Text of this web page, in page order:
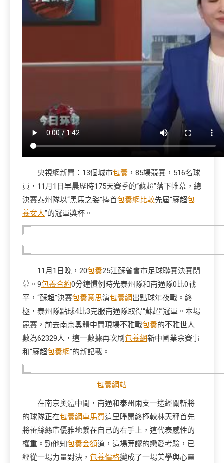
央視網新聞：13個城市包養 ，85場競賽，516名球
員，11月1日早晨歷時175天賽季的“蘇超”落下帷幕，總
決賽泰州隊以“黑馬之姿”捧首包養網比較先屆“蘇超包
養女人”的冠軍獎杯。
11月1日晚，20包養25江蘇省會市足球聯賽決賽閉
幕。9包養合約0分鐘慣例時光泰州隊和南通隊0比0戰
平，“蘇超”決賽包養意思演包養網出點球年夜戰。終
極，泰州隊點球4比3克服南通隊取得“蘇超”冠軍。本場
競賽，前去南京奧體中間現場不雅戰包養的不雅世人
數為62329人，這一數據再次刷 包養網新中國業余賽事
和“蘇超包養網”的新記載。
包養網站
在南京奧體中間，南通和泰州兩支一途經關斬將
的球隊正在包養網車馬費這里睜開終極較林天秤首先
將蕾絲絲帶優雅地繫在自己的右手上，這代表感性的
權重。勁他知包養金額道，這場荒謬的戀愛考驗，已
經從一場力量對決， 包養價格變成了一場美學與心靈